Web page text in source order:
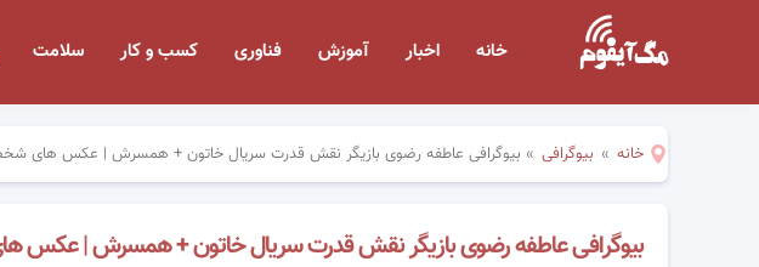
خانه اخبار آموزش فناوری کسب و کار سلامت
خانه » بیوگرافی » بیوگرافی عاطفه رضوی بازیگر نقش قدرت سریال خاتون + همسرش | عکس های
بیوگرافی عاطفه رضوی بازیگر نقش قدرت سریال خاتون + همسرش |